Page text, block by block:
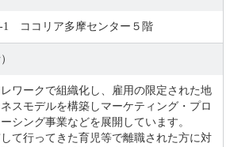
1 ココリア多摩センター５階
ワークで組織化し、雇用の限定された地
スモデルを構築しマーケティング・プロ
シング事業などを展開しています。
て行ってきた育児等で離職された方に対